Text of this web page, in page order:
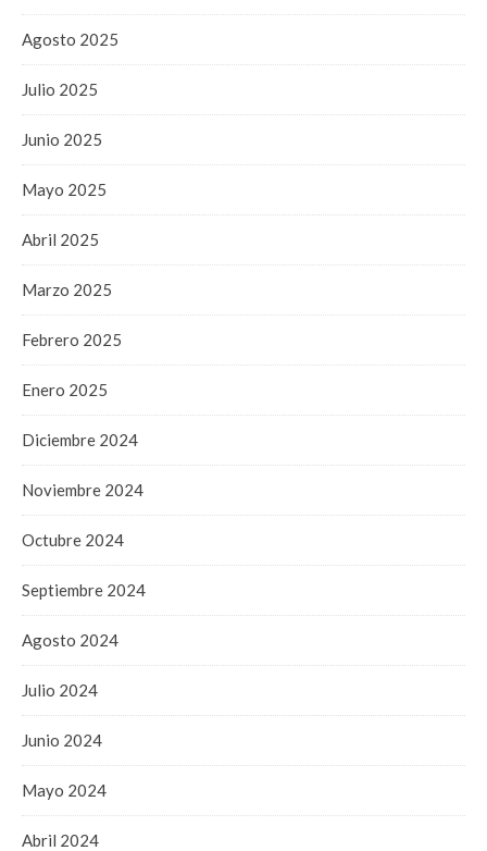
Agosto 2025
Julio 2025
Junio 2025
Mayo 2025
Abril 2025
Marzo 2025
Febrero 2025
Enero 2025
Diciembre 2024
Noviembre 2024
Octubre 2024
Septiembre 2024
Agosto 2024
Julio 2024
Junio 2024
Mayo 2024
Abril 2024